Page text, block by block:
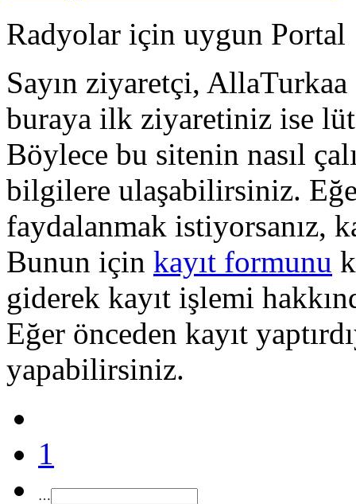
Radyolar için uygun Portal
Sayın ziyaretçi,
buraya ilk ziyaretiniz ise
Böylece bu sitenin nasıl
bilgilere ulaşabilirsiniz.
faydalanmak istiyorsanız,
Bunun için kayıt formunu
giderek kayıt işlemi
Eğer önceden kayıt
yapabilirsiniz.
1
…